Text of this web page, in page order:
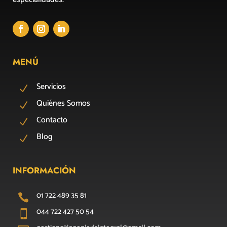
MENÚ
N Servicios
N Quiénes Somos
N Contacto
N Blog
INFORMACIÓN
 01 722 489 35 81
 044 722 427 50 54